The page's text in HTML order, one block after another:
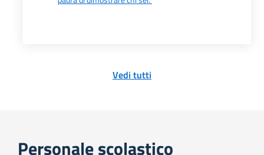
Vedi tutti
Personale scolastico